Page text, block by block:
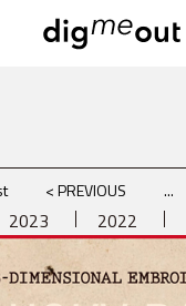
< PREVIOUS ...
2023 2022